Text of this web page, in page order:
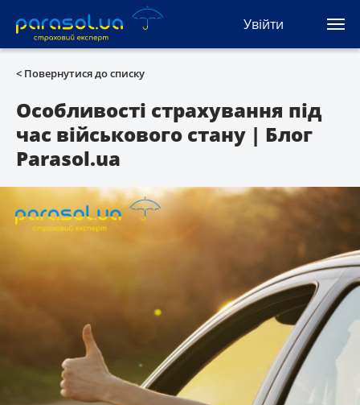
Увійти
(093) 170-33-90
RuEn
Усі сервіси
Автоцивілка
Туристична
Автозахист
Автоюрист
Майно
< Повернутися до списку
Особливості страхування під
час військового стану | Блог
Parasol.ua